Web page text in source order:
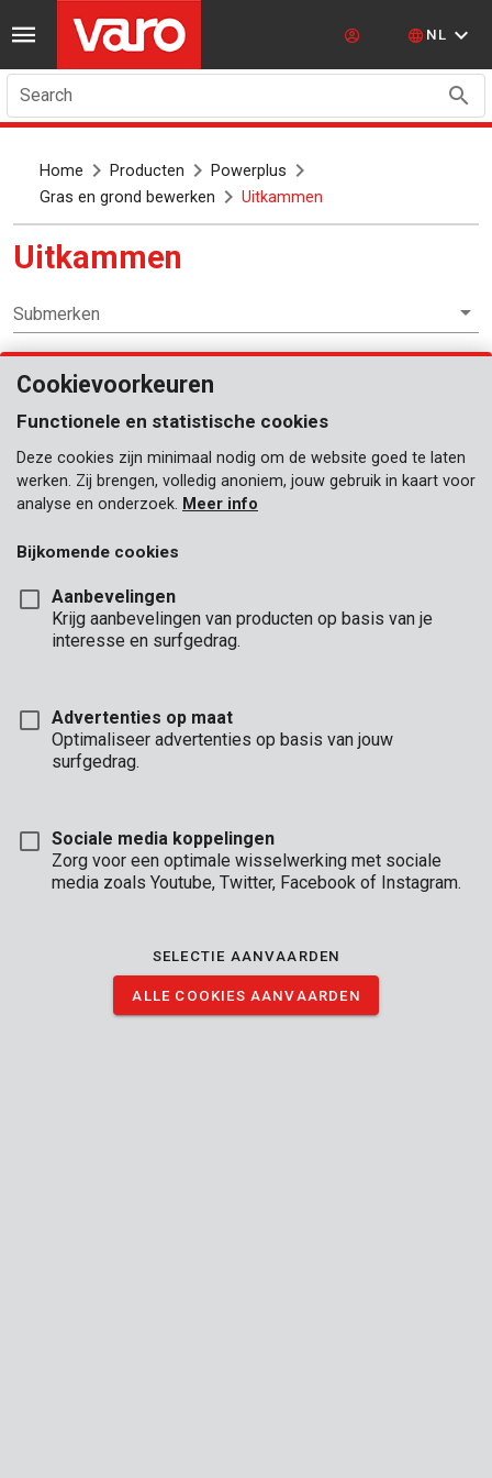
NL
Search
Home Producten
Powerplus
Gras en grond bewerken
Uitkammen
Uitkammen
Submerken
Gras en grond bewerken
POWXG75130
Verticuteerder - verluchter 1300W 320mm
Cookievoorkeuren
Functionele en statistische cookies
Deze cookies zijn minimaal nodig om de website goed te laten
werken. Zij brengen, volledig anoniem, jouw gebruik in kaart voor
analyse en onderzoek. Meer info
Bijkomende cookies
Aanbevelingen
Krijg aanbevelingen van producten op basis van je
interesse en surfgedrag.
Advertenties op maat
Optimaliseer advertenties op basis van jouw
surfgedrag.
Sociale media koppelingen
Zorg voor een optimale wisselwerking met sociale
media zoals Youtube, Twitter, Facebook of Instagram.
SELECTIE AANVAARDEN
ALLE COOKIES AANVAARDEN